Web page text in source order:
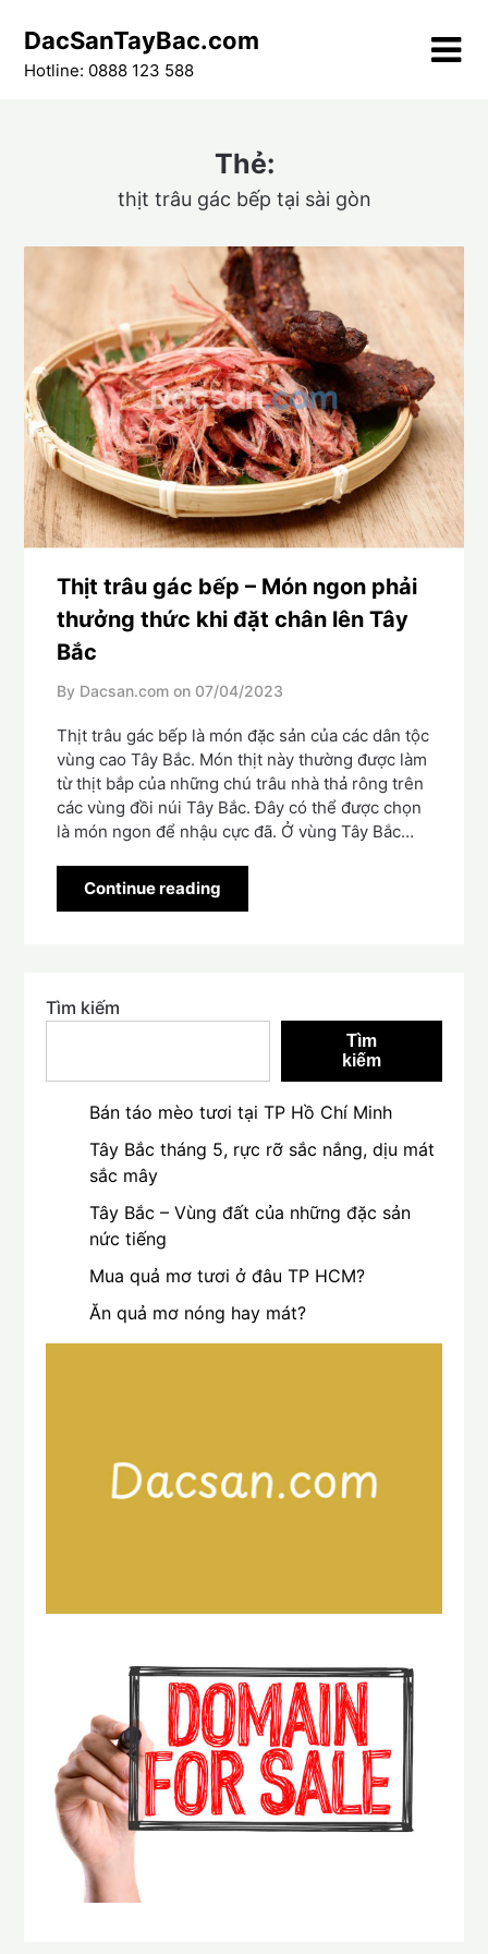
content
DacSanTayBac.com
Hotline: 0888 123 588
Thẻ:
thịt trâu gác bếp tại sài gòn
Thịt trâu gác bếp – Món ngon phải
thưởng thức khi đặt chân lên Tây
Bắc
By Dacsan.com on 07/04/2023
Thịt trâu gác bếp là món đặc sản của các dân tộc
vùng cao Tây Bắc. Món thịt này thường được làm
từ thịt bắp của những chú trâu nhà thả rông trên
các vùng đồi núi Tây Bắc. Đây có thể được chọn
là món ngon để nhậu cực đã. Ở vùng Tây Bắc…
Continue reading
Tìm kiếm
Tìm
kiếm
Bán táo mèo tươi tại TP Hồ Chí Minh
Tây Bắc tháng 5, rực rỡ sắc nắng, dịu mát
sắc mây
Tây Bắc – Vùng đất của những đặc sản
nức tiếng
Mua quả mơ tươi ở đâu TP HCM?
Ăn quả mơ nóng hay mát?